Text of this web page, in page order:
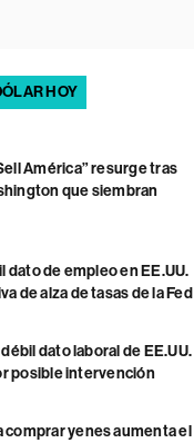
HOY
América” resurge tras
que siembran
dato de empleo en EE.UU.
de alza de tasas de la Fed
dato laboral de EE.UU.
posible intervención
comprar yenes aumenta el